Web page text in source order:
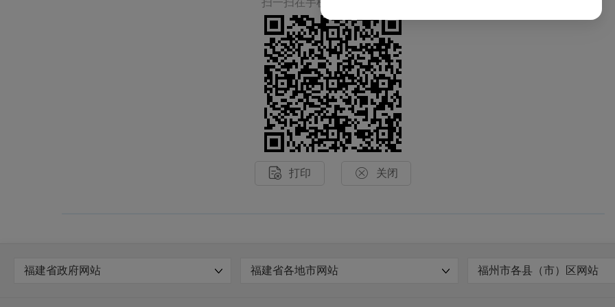
扫一扫在手机上查看当前页面
 打印  关闭
福建省政府网站 福建省各地市网站 福州市各县（市）区网站